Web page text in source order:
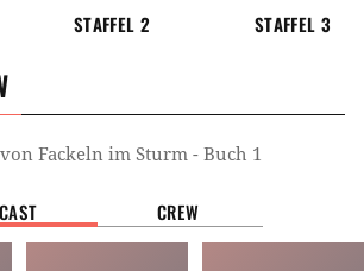
STAFFEL 2 STAFFEL 3
Fackeln im Sturm - Buch 1
CAST CREW